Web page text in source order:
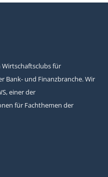
Wirtschaftsclubs für
Bank- und Finanzbranche. Wir
einer der
für Fachthemen der